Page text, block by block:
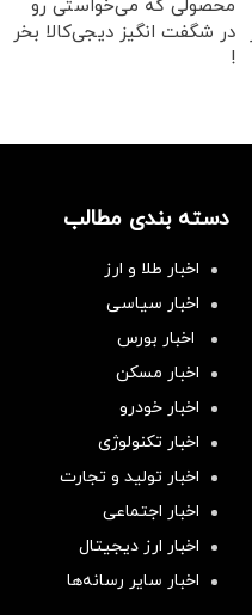
محصولی که می‌خواستی رو
در شگفت انگیز دیجی‌کالا بخر
!
دسته بندی مطالب
اخبار طلا و ارز
اخبار سیاسی
اخبار بورس
اخبار مسکن
اخبار خودرو
اخبار تکنولوژی
اخبار تولید و تجارت
اخبار اجتماعی
اخبار ارز دیجیتال
اخبار سایر رسانه‌‌ها